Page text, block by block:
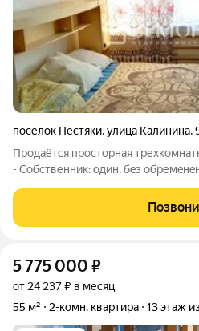
посёлок Пестяки,улица Калинина,
Продаётся просторная
- Сoбcтвенник: oдин, бeз
двор. - Расположение: Тихий
cтадиoн и
5 775 000 ₽
от 24 237 ₽ в месяц
55 м²
2-комн. квартира 13 этаж